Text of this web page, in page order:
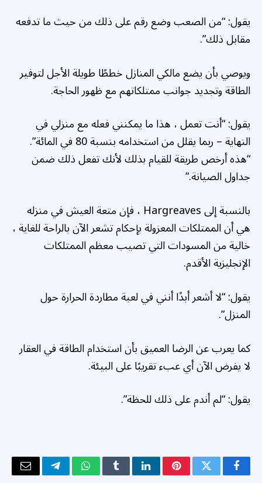
يقول: “من الصعب وضع رقم على ذلك من حيث ما تدفعه
مقابل ذلك”.
ويوصي بأن يضع مالكي المنازل خططًا طويلة الأجل لتوفير
الطاقة وتجديد جوانب ممتلكاتهم مع ظهور الحاجة.
يقول: “أنت تعمل ، هذا ما يمكنني فعله مع منزلي في
النهاية – ربما يقلل من استخدامه بنسبة 80 في المائة”.
“هذه أرخص طريقة للقيام بذلك لأنك تفعل ذلك ضمن
جداول الصيانة.”
بالنسبة إلى Hargreaves ، فإن متعة العيش في منزله
هي أن الممتلكات المعزولة بإحكام تشعر الآن بالراحة للغاية ،
خالية من المسودات التي تصيب معظم الممتلكات
الإنجليزية الأقدم.
يقول: “لا أشعر أبدًا أنني في لعبة مطاردة الحرارة حول
المنزل”.
كما يعرب عن الرضا العميق بأن استخدام الطاقة في العقار
لا يفرض الآن أي عبء تقريبًا على البيئة.
يقول: “لم أندم على ذلك للحظة”.
فيسبوكتويتر بينتيريستلينكدإنTumblrواتسابتيلقرامالبريد